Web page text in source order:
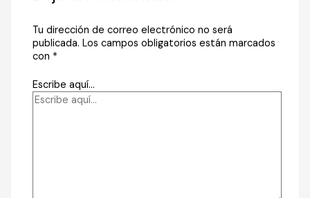
Tu dirección de correo electrónico no será
publicada. Los campos obligatorios están marcados
con *
Escribe aquí...